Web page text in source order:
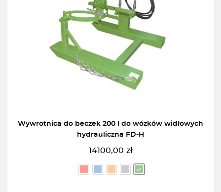
Wywrotnica do beczek 200 l do wózków widłowych
hydrauliczna FD-H
14100,00 zł